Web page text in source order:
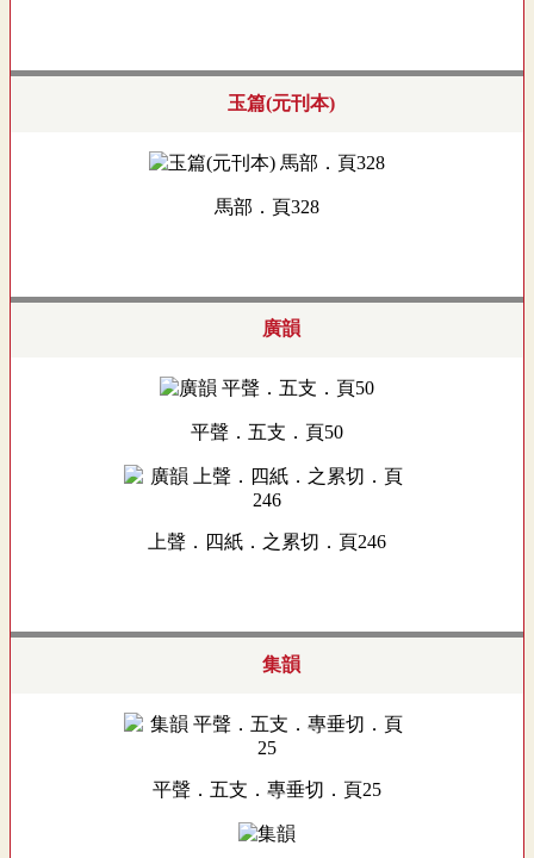
玉篇(元刊本)
馬部．頁328
廣韻
平聲．五支．頁50
上聲．四紙．之累切．頁246
集韻
平聲．五支．專垂切．頁25